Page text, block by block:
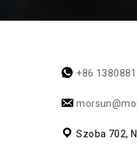
+86
Szoba 702,